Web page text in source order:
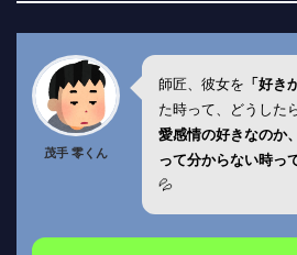
茂手 零くん
師匠、彼女を 「好き
た時って、どうした
愛感情の好きなのか
って分からない時っ
💦